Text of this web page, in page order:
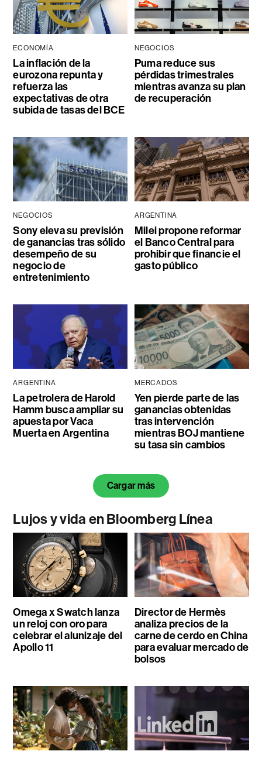
ECONOMÍA
La inflación de la
eurozona repunta y
refuerza las
expectativas de otra
subida de tasas del BCE
NEGOCIOS
Puma reduce sus
pérdidas trimestrales
mientras avanza su plan
de recuperación
NEGOCIOS
Sony eleva su previsión
de ganancias tras sólido
desempeño de su
negocio de
entretenimiento
ARGENTINA
Milei propone reformar
el Banco Central para
prohibir que financie el
gasto público
ARGENTINA
La petrolera de Harold
Hamm busca ampliar su
apuesta por Vaca
Muerta en Argentina
MERCADOS
Yen pierde parte de las
ganancias obtenidas
tras intervención
mientras BOJ mantiene
su tasa sin cambios
Cargar más
Lujos y vida en Bloomberg Línea
Omega x Swatch lanza
un reloj con oro para
celebrar el alunizaje del
Apollo 11
Director de Hermès
analiza precios de la
carne de cerdo en China
para evaluar mercado de
bolsos